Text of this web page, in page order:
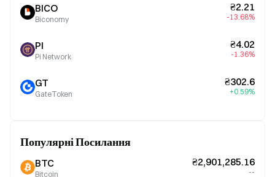
BICO
Biconomy
₴2.21
-13.68%
PI
Pi Network
₴4.02
-1.36%
GT
GateToken
₴302.6
+0.59%
Популярні Посилання
BTC
Bitcoin
₴2,901,285.16
--